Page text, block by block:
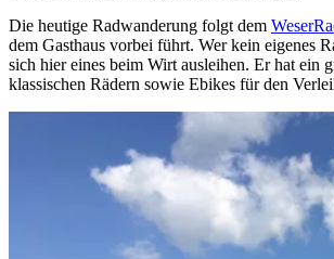
Die heutige Radwanderung folgt dem
dem Gasthaus vorbei führt. Wer kein eigenes
sich hier eines beim Wirt ausleihen. Er hat ein
klassischen Rädern sowie Ebikes für den